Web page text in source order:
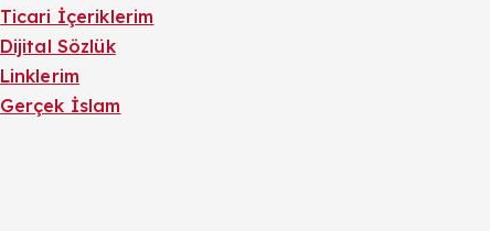
Ticari İçeriklerim
Dijital Sözlük
Linklerim
Gerçek İslam